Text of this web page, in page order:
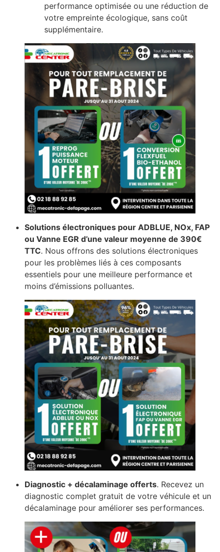
performance optimisée ou une réduction de
votre empreinte écologique, sans coût
supplémentaire.
Solutions électroniques pour ADBLUE, NOx, FAP
ou Vanne EGR d’une valeur moyenne de 390€
TTC. Nous offrons des solutions électroniques
pour les problèmes liés à ces composants
essentiels pour une meilleure performance et
moins d’émissions polluantes.
Diagnostic + décalaminage offerts. Recevez un
diagnostic complet gratuit de votre véhicule et un
décalaminage pour améliorer ses performances.